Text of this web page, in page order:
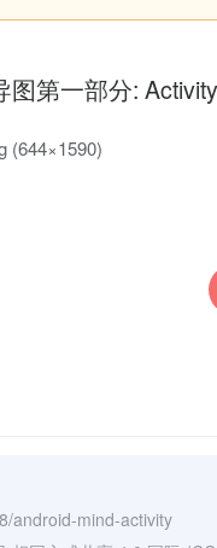
第一部分:
android-mind-activity